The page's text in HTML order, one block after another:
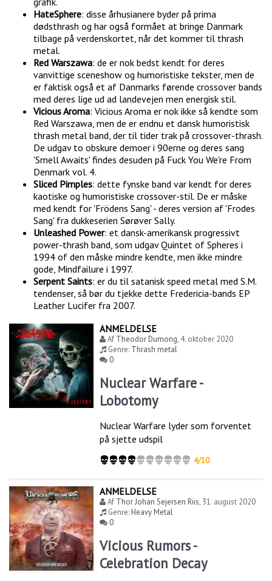
HateSphere: disse århusianere byder på prima
dødsthrash og har også formået at bringe Danmark
tilbage på verdenskortet, når det kommer til thrash
metal.
Red Warszawa: de er nok bedst kendt for deres
vanvittige sceneshow og humoristiske tekster, men de
er faktisk også et af Danmarks førende crossover bands
med deres lige ud ad landevejen men energisk stil.
Vicious Aroma: Vicious Aroma er nok ikke så kendte som
Red Warszawa, men de er endnu et dansk humoristisk
thrash metal band, der til tider trak på crossover-thrash.
De udgav to obskure demoer i 90erne og deres sang
'Smell Awaits' findes desuden på Fuck You We're From
Denmark vol. 4.
Sliced Pimples: dette fynske band var kendt for deres
kaotiske og humoristiske crossover-stil. De er måske
med kendt for 'Frödens Sang' - deres version af 'Frodes
Sang' fra dukkeserien Sørøver Sally.
Unleashed Power: et dansk-amerikansk progressivt
power-thrash band, som udgav Quintet of Spheres i
1994 of den måske mindre kendte, men ikke mindre
gode, Mindfailure i 1997.
Serpent Saints: er du til satanisk speed metal med S.M.
tendenser, så bør du tjekke dette Fredericia-bands EP
Leather Lucifer fra 2007.
ANMELDELSE
Af Theodor Dumong, 4. oktober 2020
Genre: Thrash metal
0
Nuclear Warfare -
Lobotomy
Nuclear Warfare lyder som forventet
på sjette udspil
4/10
ANMELDELSE
Af Thor Johan Sejersen Riis, 31. august 2020
Genre:Heavy Metal
0
Vicious Rumors -
Celebration Decay